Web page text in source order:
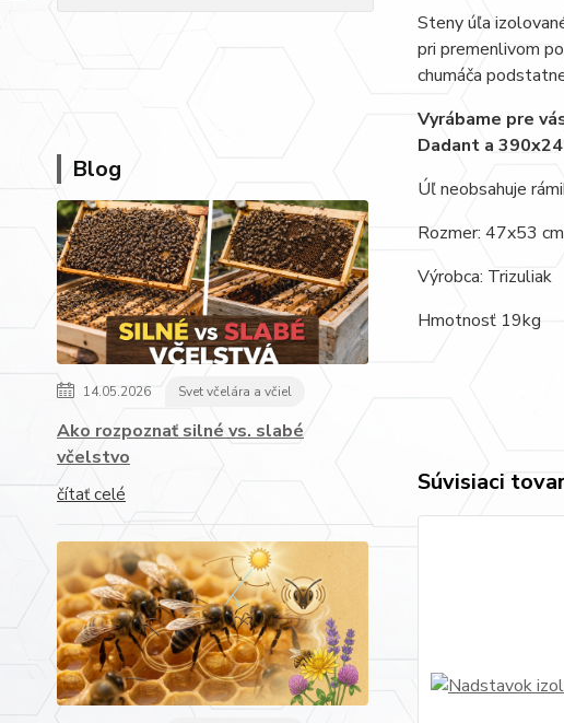
Blog
14.05.2026 Svet včelára a včiel
Ako rozpoznať silné vs. slabé
včelstvo
čítať celé
Steny úľa
pri premenlivom
chumáča
Vyrábame pre
Dadant a
Úľ neobsahuje
Rozmer: 47x53 cm
Výrobca: Trizuliak
Hmotnosť 19kg
Súvisiaci